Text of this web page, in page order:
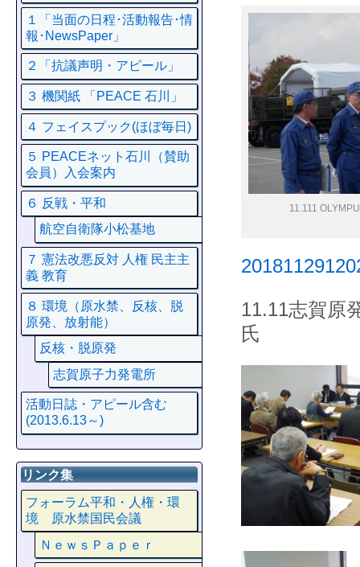
11.111
11.11志賀原
氏
１「当面の日程･活動報告･情
報･NewsPaper」
２「抗議声明・アピール」
３ 機関紙 「PEACE 石川」
４ フェイスプック(ほぼ毎日)
５ PEACEネット石川（賛助
会員）入会案内
６ 反戦・平和
航空自衛隊小松基地
７ 憲法改悪反対 人権 民主主
義 教育
８ 環境（原水禁、反核、脱
原発、放射能）
反核・脱原発
志賀原子力発電所
活動日誌・アピール含む
(2013.6.13～)
リンク集
フォーラム平和・人権・環
境 原水禁国民会議
ＮｅｗｓＰａｐｅｒ